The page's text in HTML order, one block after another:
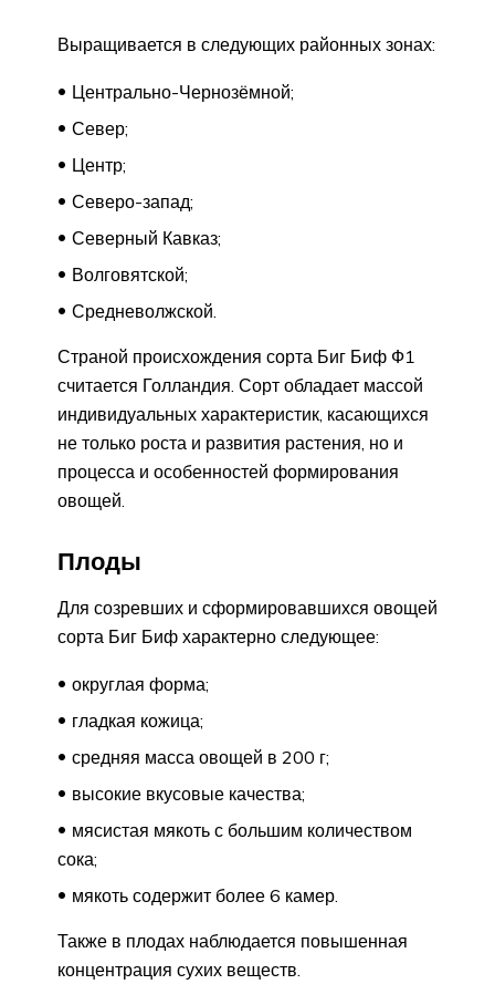
Выращивается в следующих районных зонах:
Центрально-Чернозёмной;
Север;
Центр;
Северо-запад;
Северный Кавказ;
Волговятской;
Средневолжской.
Страной происхождения сорта Биг Биф Ф1
считается Голландия. Сорт обладает массой
индивидуальных характеристик, касающихся
не только роста и развития растения, но и
процесса и особенностей формирования
овощей.
Плоды
Для созревших и сформировавшихся овощей
сорта Биг Биф характерно следующее:
округлая форма;
гладкая кожица;
средняя масса овощей в 200 г;
высокие вкусовые качества;
мясистая мякоть с большим количеством
сока;
мякоть содержит более 6 камер.
Также в плодах наблюдается повышенная
концентрация сухих веществ.